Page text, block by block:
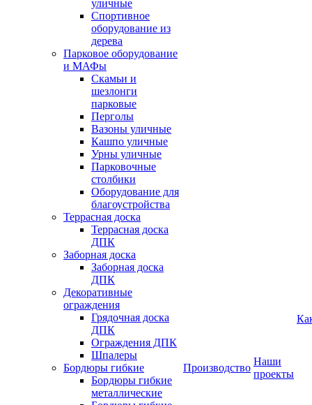
уличные
Спортивное
оборудование из
дерева
Парковое оборудование
и МАФы
Скамьи и
шезлонги
парковые
Перголы
Вазоны уличные
Кашпо уличные
Урны уличные
Парковочные
столбики
Оборудование для
благоустройства
Террасная доска
Террасная доска
ДПК
Заборная доска
Заборная доска
ДПК
Декоративные
ограждения
Грядочная доска
ДПК
Ограждения ДПК
Шпалеры
Бордюры гибкие
Бордюры гибкие
металлические
Производство
Наши
проекты